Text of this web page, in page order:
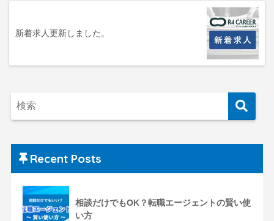
新着求人更新しました。
Recent Posts
相談だけでもOK？転職エージェントの賢い使
い方